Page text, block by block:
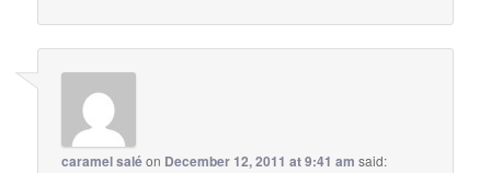
caramel saléon December 12, 2011 at 9:41 am said: